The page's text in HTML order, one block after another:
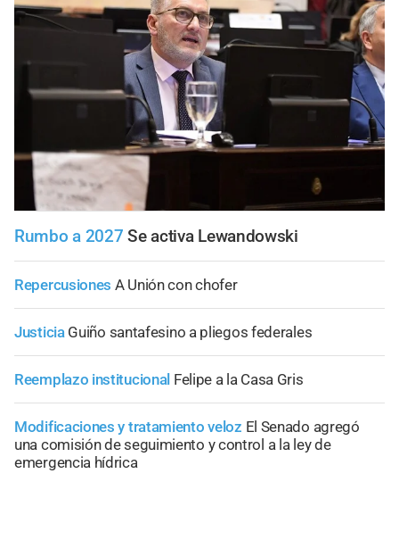
Rumbo a 2027 Se activa Lewandowski
Repercusiones A Unión con chofer
Justicia Guiño santafesino a pliegos federales
Reemplazo institucional Felipe a la Casa Gris
Modificaciones y tratamiento veloz El Senado agregó
una comisión de seguimiento y control a la ley de
emergencia hídrica